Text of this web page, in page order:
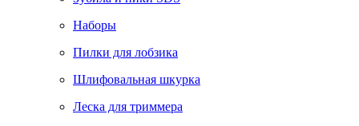
Наборы
Пилки для лобзика
Шлифовальная шкурка
Леска для триммера